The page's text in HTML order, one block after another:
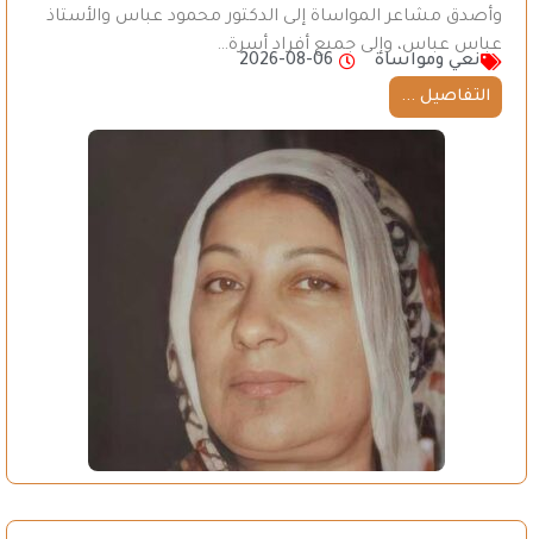
وأصدق مشاعر المواساة إلى الدكتور محمود عباس والأستاذ
عباس عباس، وإلى جميع أفراد أسرة…
نعي ومواساة
2026-08-06
التفاصيل ...